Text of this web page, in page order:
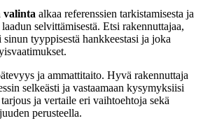
valinta alkaa referenssien tarkistamisesta ja
selvittämisestä. Etsi rakennuttajaa,
tyyppisestä hankkeestasi ja joka
ja ammattitaito. Hyvä rakennuttaja
selkeästi ja vastaamaan kysymyksiisi
ja vertaile eri vaihtoehtoja sekä
perusteella.